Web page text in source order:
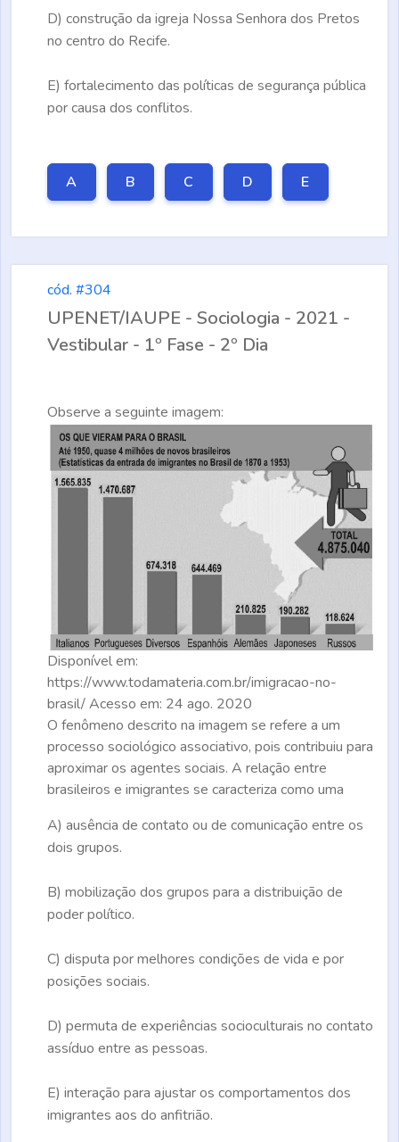
D) construção da igreja Nossa Senhora dos Pretos
no centro do Recife.
E) fortalecimento das políticas de segurança pública
por causa dos conflitos.
A B C D E
cód. #304
UPENET/IAUPE - Sociologia - 2021 -
Vestibular - 1º Fase - 2º Dia
Observe a seguinte imagem:
Disponível em:
https://www.todamateria.com.br/imigracao-no-
brasil/ Acesso em: 24 ago. 2020
O fenômeno descrito na imagem se refere a um
processo sociológico associativo, pois contribuiu para
aproximar os agentes sociais. A relação entre
brasileiros e imigrantes se caracteriza como uma
A) ausência de contato ou de comunicação entre os
dois grupos.
B) mobilização dos grupos para a distribuição de
poder político.
C) disputa por melhores condições de vida e por
posições sociais.
D) permuta de experiências socioculturais no contato
assíduo entre as pessoas.
E) interação para ajustar os comportamentos dos
imigrantes aos do anfitrião.